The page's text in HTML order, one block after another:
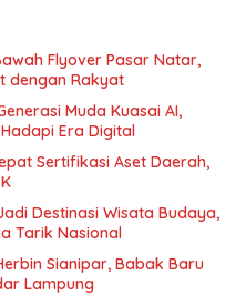
Flyover Pasar Natar,
dengan Rakyat
Muda Kuasai AI,
Era Digital
Sertifikasi Aset Daerah,
Destinasi Wisata Budaya,
Tarik Nasional
Sianipar, Babak Baru
Lampung